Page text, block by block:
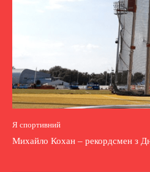
Я спортивний
Михайло Кохан – рекордсмен з